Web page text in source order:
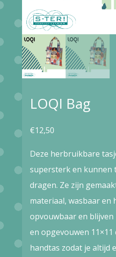
LOQI Bag
€12,50
Deze herbruikbare
supersterk en kunnen
dragen. Ze zijn
materiaal, wasbaar en
opvouwbaar en blijven
en opgevouwen 11×11
handtas zodat je altijd